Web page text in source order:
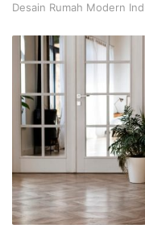
Desain Rumah Modern